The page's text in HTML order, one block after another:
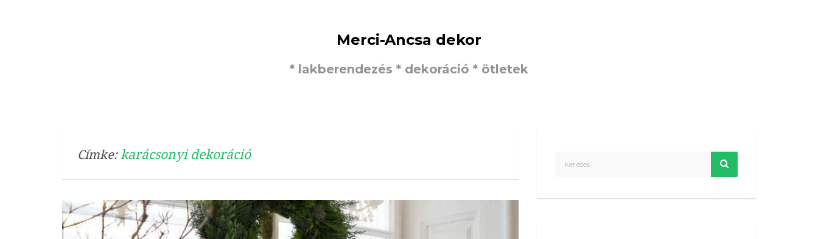
Merci-Ancsa dekor
* lakberendezés * dekoráció * ötletek
Címke: karácsonyi dekoráció